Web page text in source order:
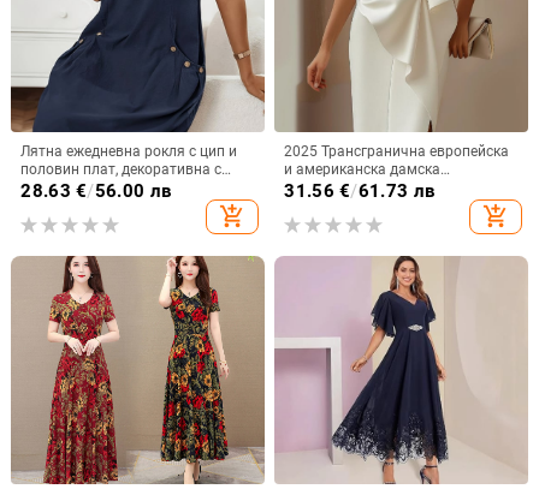
Лятна ежедневна рокля с цип и
половин плат, декоративна с
двоен джоб и къс ръкав
28.63 €/56.00 лв
add_shopping_cart
2025 Трансгранична европейска
и американска дамска
независима рокля с панделка,
декоративна рокля, рокля, къса
пола, жилетки
31.56 €/61.73 лв
add_shopping_cart